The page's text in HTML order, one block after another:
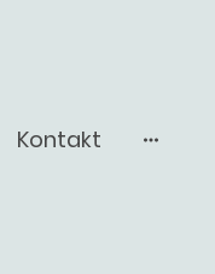
Kontakt